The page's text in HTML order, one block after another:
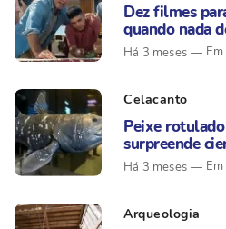
Dez filmes
quando nada
Há 3 meses
Celacanto
Peixe
surpreende
Há 3 meses
Arqueologia